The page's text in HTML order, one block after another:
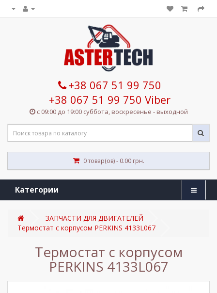
+38 067 51 99 750
+38 067 51 99 750 Viber
с 09:00 до 19:00 суббота, воскресенье - выходной
0 товар(ов) - 0.00 грн.
Категории
ЗАПЧАСТИ ДЛЯ ДВИГАТЕЛЕЙ
Термостат с корпусом PERKINS 4133L067
Термостат с корпусом
PERKINS 4133L067